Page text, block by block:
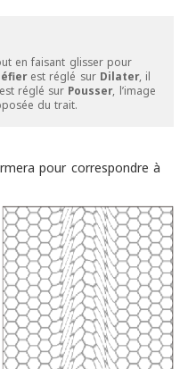
en faisant glisser pour
est réglé sur Dilater, il
réglé sur Pousser, l’image
du trait.
pour correspondre à